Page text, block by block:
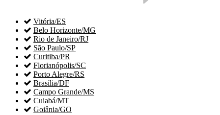
 Vitória/ES
 Belo Horizonte/MG
 Rio de Janeiro/RJ
 São Paulo/SP
 Curitiba/PR
 Florianópolis/SC
 Porto Alegre/RS
 Brasília/DF
 Campo Grande/MS
 Cuiabá/MT
 Goiânia/GO